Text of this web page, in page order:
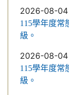
2026-08-04
115學年度常
級。
2026-08-04
115學年度常
級。